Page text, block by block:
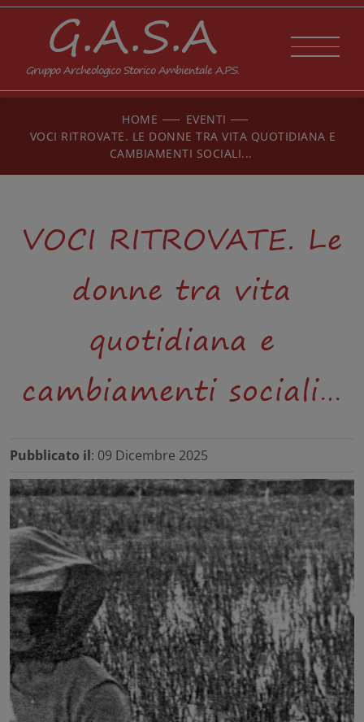
G.A.S.A
Gruppo Archeologico Storico Ambientale A.P.S.
HOME
EVENTI
VOCI RITROVATE. LE DONNE TRA VITA QUOTIDIANA E
CAMBIAMENTI SOCIALI...
VOCI RITROVATE. Le
donne tra vita
quotidiana e
cambiamenti sociali…
Pubblicato il: 09 Dicembre 2025